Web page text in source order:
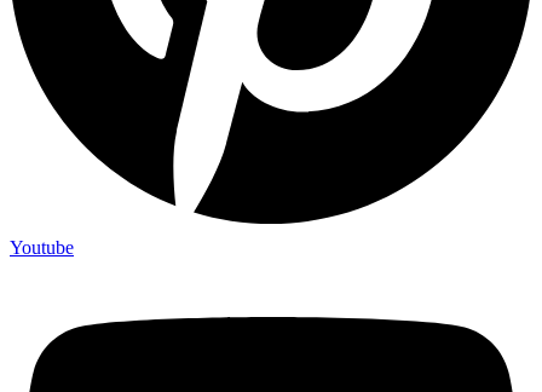
Youtube